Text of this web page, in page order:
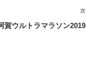
次
賀ウルトラマラソン2019